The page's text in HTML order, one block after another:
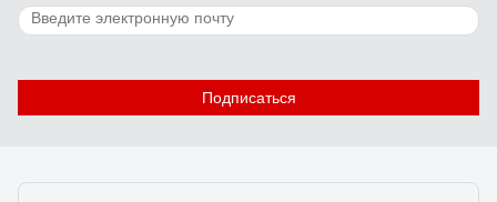
световой поток, нет стробоскопического эффекта (для
если это светодиод/ и глаза устают.
Отзыв о криптоновой лампе Focusray KRP10
2,2V 0,47A 621107
Михаил Сергеевич У. 04.01.2023
Подписаться